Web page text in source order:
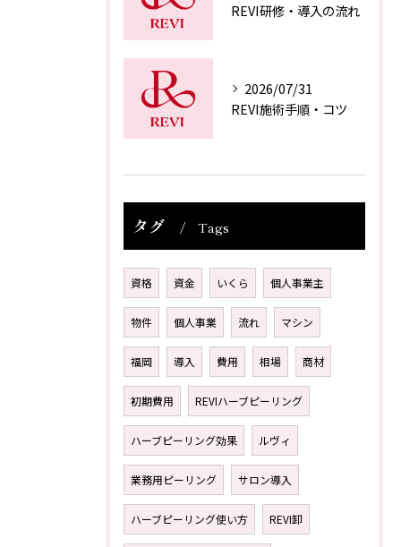
REVI研修・導入の流れ
2026/07/31
REVI施術手順・コツ
タグ Tags
資格 資金 いくら 個人事業主
物件 個人事業 流れ マシン
福岡 導入 費用 相場 商材
初期費用 REVIハーブピーリング
ハーブピーリング効果 ルヴィ
業務用ピーリング サロン導入
ハーブピーリング使い方 REVI卸